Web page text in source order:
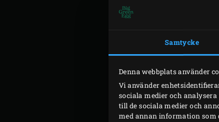
Samtycke
Denna webbplats använder
Vi använder
sociala medier och
till de sociala medier och
med annan information som
Tänd Big Green Egg och
tegelstenar ordentligt i
kycklingen. Stäng
Vänd kycklingen, lägg
kycklingen är
en stekpanna. Häll